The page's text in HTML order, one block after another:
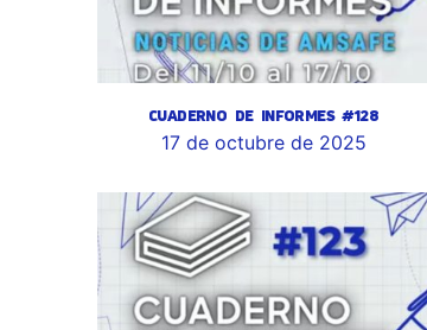
CUADERNO DE INFORMES #128
17 de octubre de 2025